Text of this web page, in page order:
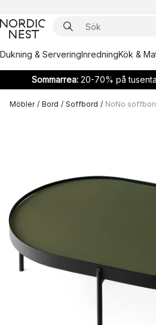
Dukning & ServeringInredningKök &
Sommarrea:20-70% på
Möbler / Bord / Soffbord / NoNo